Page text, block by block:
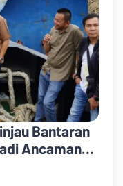
Bantaran
Ancaman